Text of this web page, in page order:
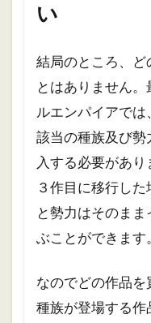
い
結局のところ、ど
とはありません
ルエンパイアで
該当の種族及び勢
入する必要があ
３作目に移行し
と勢力はそのま
ぶことができます。
なのでどの作品
種族が登場する